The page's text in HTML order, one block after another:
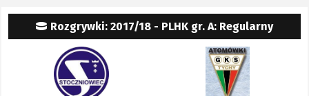
Rozgrywki: 2017/18 - PLHK gr. A: Regularny